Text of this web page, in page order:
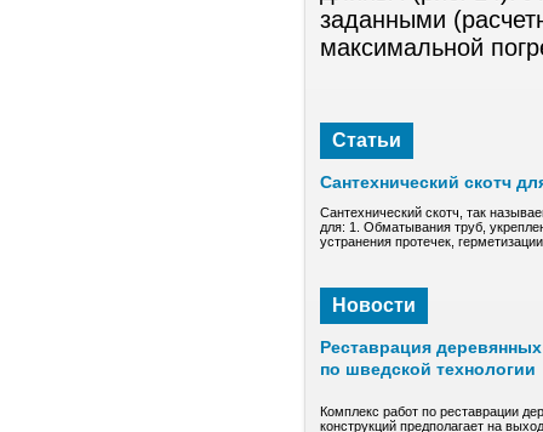
заданными
максимальной
Статьи
Сантехнический скотч
Сантехнический скотч, так
для: 1. Обматывания труб,
устранения протечек,
Новости
Реставрация
по шведской технологии
Комплекс работ по реставрации
конструкций предполагает на